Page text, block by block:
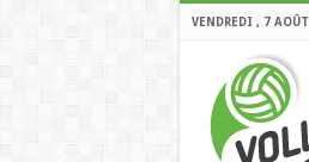
VENDREDI , 7